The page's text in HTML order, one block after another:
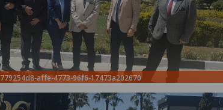
779254d8-affe-4773-96f6-17473a202670